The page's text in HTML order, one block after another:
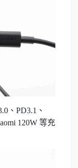
、PD3.1、
120W 等充